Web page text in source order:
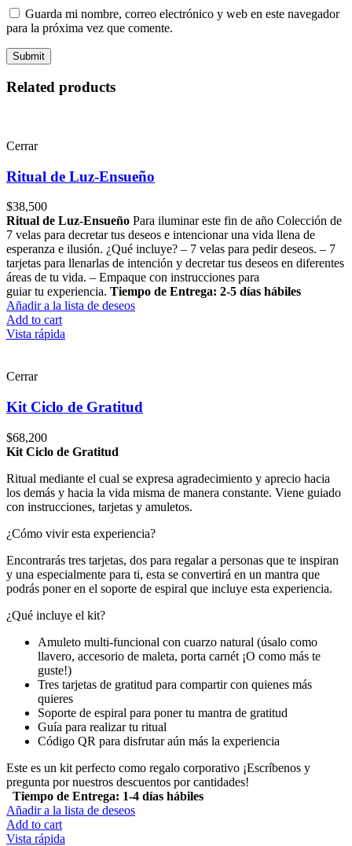
Guarda mi nombre, correo electrónico y web en este navegador
para la próxima vez que comente.
Related products
Cerrar
Ritual de Luz-Ensueño
$38,500
Ritual de Luz-Ensueño Para iluminar este fin de año Colección de
7 velas para decretar tus deseos e intencionar una vida llena de
esperanza e ilusión. ¿Qué incluye? – 7 velas para pedir deseos. – 7
tarjetas para llenarlas de intención y decretar tus deseos en diferentes
áreas de tu vida. – Empaque con instrucciones para
guiar tu experiencia. Tiempo de Entrega: 2-5 días hábiles
Añadir a la lista de deseos
Add to cart
Vista rápida
Cerrar
Kit Ciclo de Gratitud
$68,200
Kit Ciclo de Gratitud
Ritual mediante el cual se expresa agradecimiento y aprecio hacia
los demás y hacia la vida misma de manera constante. Viene guiado
con instrucciones, tarjetas y amuletos.
¿Cómo vivir esta experiencia?
Encontrarás tres tarjetas, dos para regalar a personas que te inspiran
y una especialmente para ti, esta se convertirá en un mantra que
podrás poner en el soporte de espiral que incluye esta experiencia.
¿Qué incluye el kit?
Amuleto multi-funcional con cuarzo natural (úsalo como
llavero, accesorio de maleta, porta carnét ¡O como más te
guste!)
Tres tarjetas de gratitud para compartir con quienes más
quieres
Soporte de espiral para poner tu mantra de gratitud
Guía para realizar tu ritual
Código QR para disfrutar aún más la experiencia
Este es un kit perfecto como regalo corporativo ¡Escríbenos y
pregunta por nuestros descuentos por cantidades!
Tiempo de Entrega: 1-4 días hábiles
Añadir a la lista de deseos
Add to cart
Vista rápida